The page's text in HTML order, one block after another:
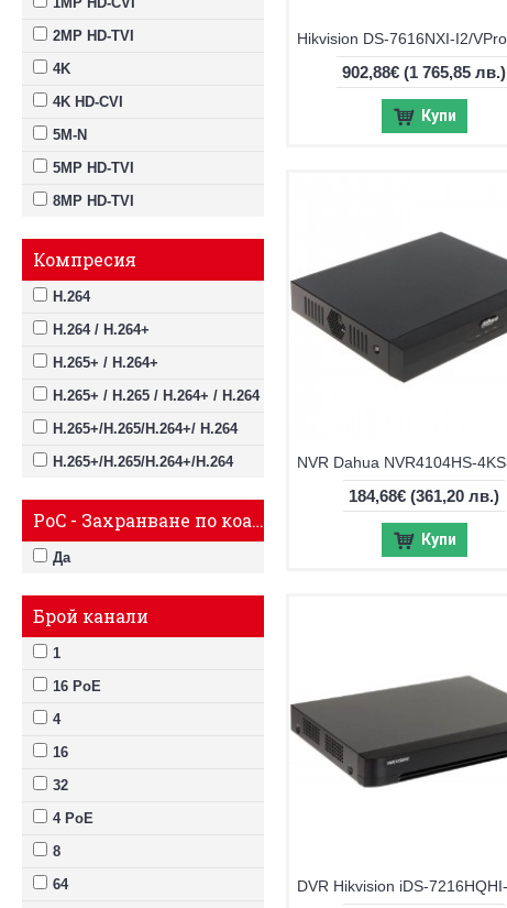
2MP HD-TVI
4K
4K HD-CVI
5M-N
5MP HD-TVI
8MP HD-TVI
Компресия
H.264
H.264 / H.264+
H.265+ / H.264+
H.265+ / H.265 / H.264+ / H.264
H.265+/H.265/H.264+/ H.264
H.265+/H.265/H.264+/H.264
PoC - Захранване по коаксиал
Да
Брой канали
1
16 PoE
4
16
32
4 PoE
8
64
902,88€ (1 765,85 лв.)
Купи
184,68€ (361,20 лв.)
Купи